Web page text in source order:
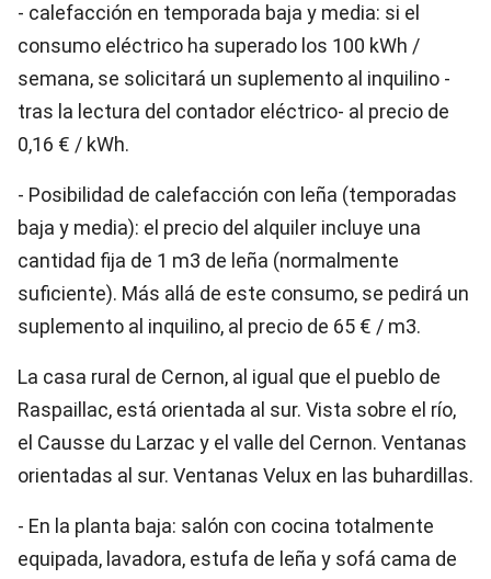
- calefacción en temporada baja y media: si el
consumo eléctrico ha superado los 100 kWh /
semana, se solicitará un suplemento al inquilino -
tras la lectura del contador eléctrico- al precio de
0,16 € / kWh.
- Posibilidad de calefacción con leña (temporadas
baja y media): el precio del alquiler incluye una
cantidad fija de 1 m3 de leña (normalmente
suficiente). Más allá de este consumo, se pedirá un
suplemento al inquilino, al precio de 65 € / m3.
La casa rural de Cernon, al igual que el pueblo de
Raspaillac, está orientada al sur. Vista sobre el río,
el Causse du Larzac y el valle del Cernon. Ventanas
orientadas al sur. Ventanas Velux en las buhardillas.
- En la planta baja: salón con cocina totalmente
equipada, lavadora, estufa de leña y sofá cama de